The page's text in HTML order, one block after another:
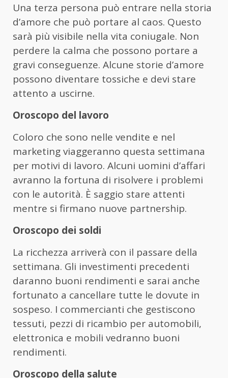
Una terza persona può entrare nella storia
d’amore che può portare al caos. Questo
sarà più visibile nella vita coniugale. Non
perdere la calma che possono portare a
gravi conseguenze. Alcune storie d’amore
possono diventare tossiche e devi stare
attento a uscirne.
Oroscopo del lavoro
Coloro che sono nelle vendite e nel
marketing viaggeranno questa settimana
per motivi di lavoro. Alcuni uomini d’affari
avranno la fortuna di risolvere i problemi
con le autorità. È saggio stare attenti
mentre si firmano nuove partnership.
Oroscopo dei soldi
La ricchezza arriverà con il passare della
settimana. Gli investimenti precedenti
daranno buoni rendimenti e sarai anche
fortunato a cancellare tutte le dovute in
sospeso. I commercianti che gestiscono
tessuti, pezzi di ricambio per automobili,
elettronica e mobili vedranno buoni
rendimenti.
Oroscopo della salute